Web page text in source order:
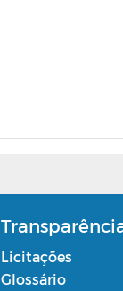
Licitações
Glossário